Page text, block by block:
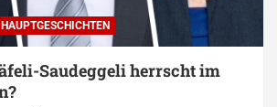
HAUPTGESCHICHTEN
Saudeggeli herrscht im